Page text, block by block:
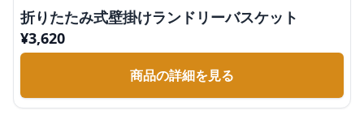
折りたたみ式壁掛けランドリーバスケット
¥3,620
商品の詳細を見る